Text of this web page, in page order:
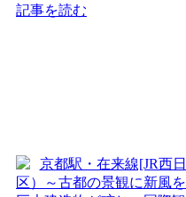
京都ー北大路開...
記事を読む